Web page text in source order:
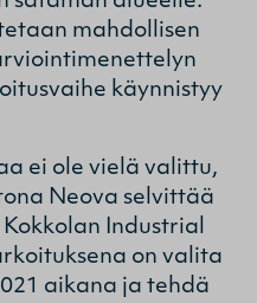
mahdollisen
käynnistyy
ei ole vielä valittu,
Neova selvittää
Industrial
on valita
aikana ja tehdä